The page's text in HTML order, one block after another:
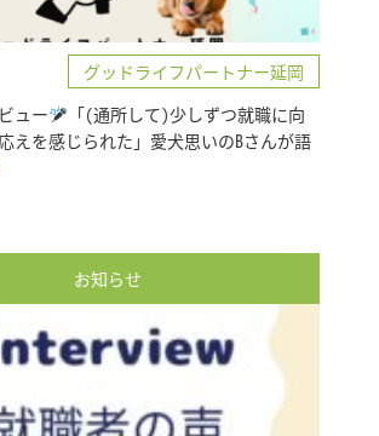
グッドライフパートナー延岡
ュー
「(通所して)少しずつ就職に向
えを感じられた」愛犬思いのBさんが語
お知らせ